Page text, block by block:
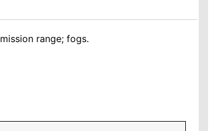
range; fogs.